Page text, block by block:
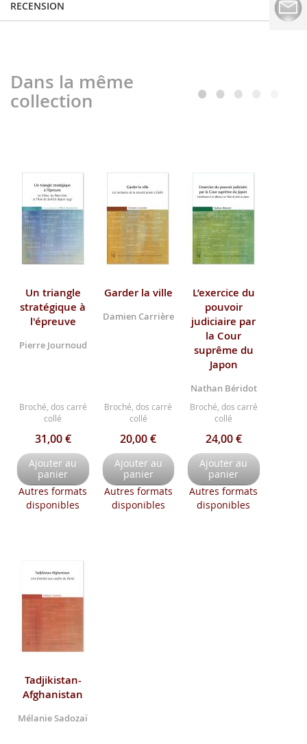
RECENSION
Dans la même
collection
Un triangle
stratégique à
l'épreuve
Pierre Journoud
Broché, dos carré
collé
31,00 €
Ajouter au
panier
Autres formats
disponibles
Garder la ville
Damien Carrière
Broché, dos carré
collé
20,00 €
Ajouter au
panier
Autres formats
disponibles
L’exercice du
pouvoir
judiciaire par
la Cour
suprême du
Japon
Nathan Béridot
Broché, dos carré
collé
24,00 €
Ajouter au
panier
Autres formats
disponibles
Tadjikistan-
Afghanistan
Mélanie Sadozaï